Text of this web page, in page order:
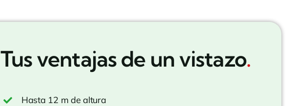
Tus ventajas de un vistazo.
Hasta 12 m de altura